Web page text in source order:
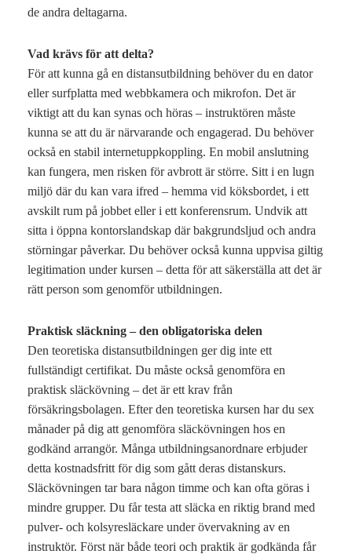
de andra deltagarna.
Vad krävs för att delta?
För att kunna gå en distansutbildning behöver du en dator
eller surfplatta med webbkamera och mikrofon. Det är
viktigt att du kan synas och höras – instruktören måste
kunna se att du är närvarande och engagerad. Du behöver
också en stabil internetuppkoppling. En mobil anslutning
kan fungera, men risken för avbrott är större. Sitt i en lugn
miljö där du kan vara ifred – hemma vid köksbordet, i ett
avskilt rum på jobbet eller i ett konferensrum. Undvik att
sitta i öppna kontorslandskap där bakgrundsljud och andra
störningar påverkar. Du behöver också kunna uppvisa giltig
legitimation under kursen – detta för att säkerställa att det är
rätt person som genomför utbildningen.
Praktisk släckning – den obligatoriska delen
Den teoretiska distansutbildningen ger dig inte ett
fullständigt certifikat. Du måste också genomföra en
praktisk släckövning – det är ett krav från
försäkringsbolagen. Efter den teoretiska kursen har du sex
månader på dig att genomföra släckövningen hos en
godkänd arrangör. Många utbildningsanordnare erbjuder
detta kostnadsfritt för dig som gått deras distanskurs.
Släckövningen tar bara någon timme och kan ofta göras i
mindre grupper. Du får testa att släcka en riktig brand med
pulver- och kolsyresläckare under övervakning av en
instruktör. Först när både teori och praktik är godkända får